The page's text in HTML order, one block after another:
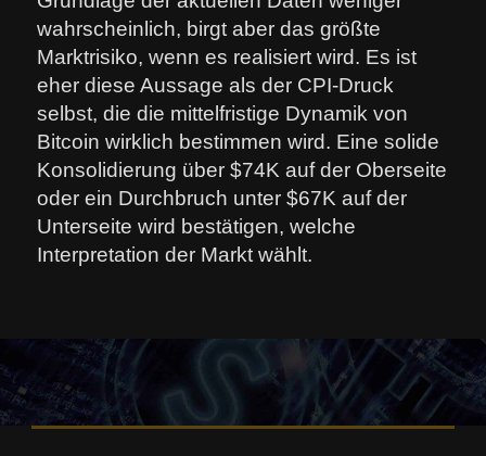
wahrscheinlich, birgt aber das größte
Marktrisiko, wenn es realisiert wird. Es ist
eher diese Aussage als der CPI-Druck
selbst, die die mittelfristige Dynamik von
Bitcoin wirklich bestimmen wird. Eine solide
Konsolidierung über $74K auf der Oberseite
oder ein Durchbruch unter $67K auf der
Unterseite wird bestätigen, welche
Interpretation der Markt wählt.